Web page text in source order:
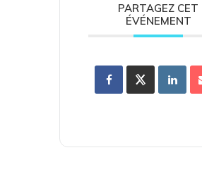
PARTAGEZ CET
ÉVÉNEMENT